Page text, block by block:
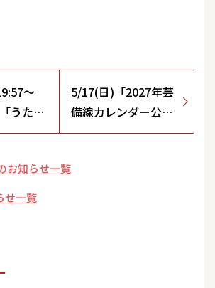
～
うたコ
5/17(日)「2027年芸
備線カレンダー公開
選考会トーク&コン
お知らせ一覧
せ一覧